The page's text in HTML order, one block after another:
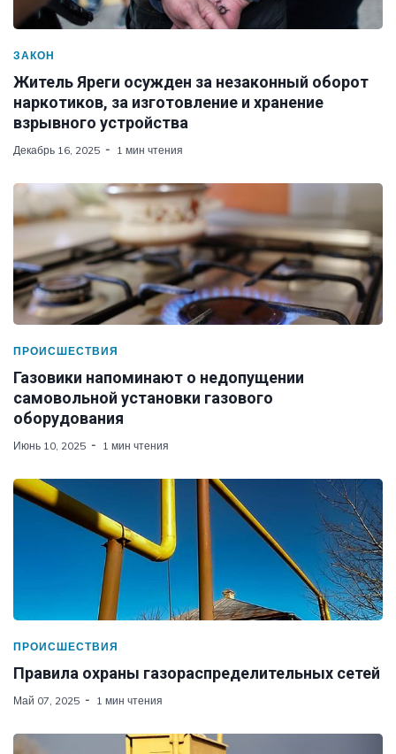
ЗАКОН
Житель Яреги осужден за незаконный оборот
наркотиков, за изготовление и хранение
взрывного устройства
Декабрь 16, 2025 1 мин чтения
ПРОИСШЕСТВИЯ
Газовики напоминают о недопущении
самовольной установки газового
оборудования
Июнь 10, 2025 1 мин чтения
ПРОИСШЕСТВИЯ
Правила охраны газораспределительных сетей
Май 07, 2025 1 мин чтения